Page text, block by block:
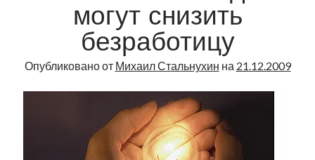
могут снизить
безработицу
Опубликовано от Михаил Стальнухин на 21.12.2009